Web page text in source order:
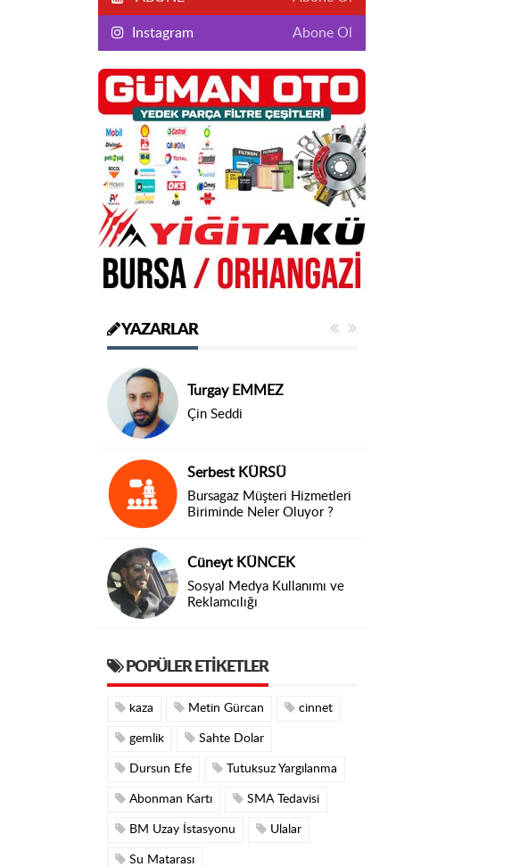
Instagram Abone Ol
YAZARLAR
Turgay EMMEZ
Çin Seddi
Serbest KÜRSÜ
Bursagaz Müşteri Hizmetleri
Biriminde Neler Oluyor ?
Cüneyt KÜNCEK
Sosyal Medya Kullanımı ve
Reklamcılığı
POPÜLER ETIKETLER
kaza Metin Gürcan cinnet
gemlik Sahte Dolar
Dursun Efe Tutuksuz Yargılanma
Abonman Kartı SMA Tedavisi
BM Uzay İstasyonu Ulalar
Su Matarası